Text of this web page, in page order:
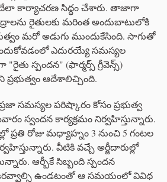
కార్యాచరణ సిద్ధం చేశారు. తాజాగా
రైతులకు మరింత అందుబాటులోకి
మరో అడుగు ముందుకేసింది. సాగుతో
ఎదురయ్యే సమస్యల
"రైతు స్పందన" (ఫార్మర్స్ గ్రీవెన్స్)
ఆదేశాలిచ్చింది.
ప్రజా సమస్యల పరిష్కారం కోసం ప్రభుత్వ
స్వందన కార్యక్రమం నిర్వహిస్తున్నారు.
రోజు మధ్యాహ్నం 3 నుంచి 5 గంటల
వీటికి వచ్చే అర్జీదారుల్లో
ఆర్బీకే సిబ్బంది స్పందన
ఉండటంతో ఆ సమయంలో వివిధ